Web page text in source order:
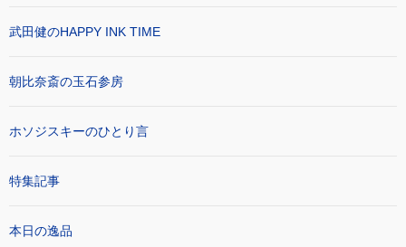
武田健のHAPPY INK TIME
朝比奈斎の玉石参房
ホソジスキーのひとり言
特集記事
本日の逸品